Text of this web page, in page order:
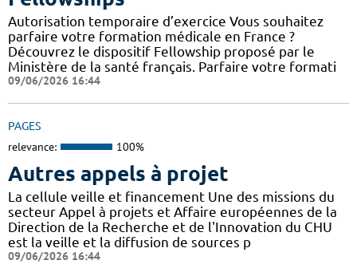
Autorisation temporaire d’exercice Vous souhaitez
parfaire votre formation médicale en France ?
Découvrez le dispositif Fellowship proposé par le
Ministère de la santé français. Parfaire votre formati
09/06/2026 16:44
PAGES
relevance: 100%
Autres appels à projet
La cellule veille et financement Une des missions du
secteur Appel à projets et Affaire européennes de la
Direction de la Recherche et de l'Innovation du CHU
est la veille et la diffusion de sources p
09/06/2026 16:44